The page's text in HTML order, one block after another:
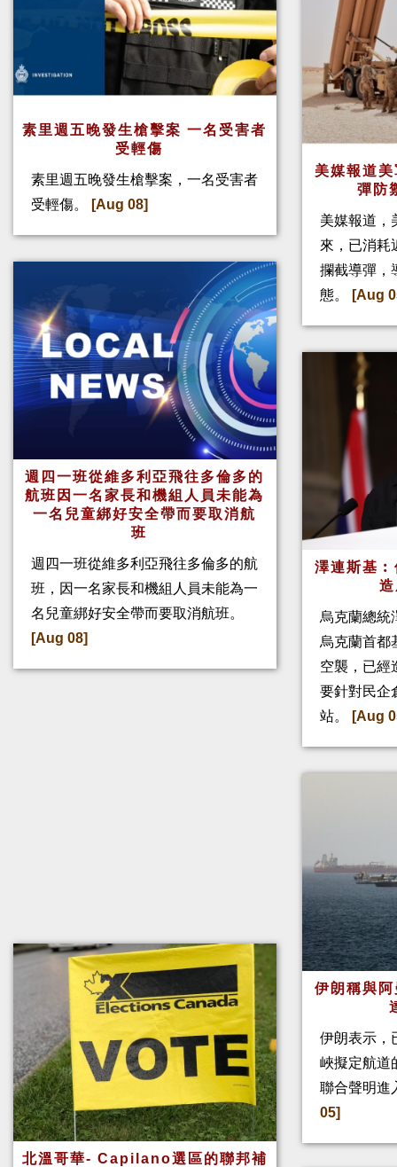
素里週五晚發生槍擊案 一名受害者
受輕傷
素里週五晚發生槍擊案，一名受害者
受輕傷。
[Aug 08]
週四一班從維多利亞飛往多倫多的
航班因一名家長和機組人員未能為
一名兒童綁好安全帶而要取消航
班
週四一班從維多利亞飛往多倫多的航
班，因一名家長和機組人員未能為一
名兒童綁好安全帶而要取消航班。
[Aug 08]
北溫哥華- Capilano選區的聯邦補
美媒報道
彈防
美媒報道，
來，已消耗
攔截導彈，
態。
[Aug
澤連斯基
烏克蘭總統
烏克蘭首都
空襲，已經
要針對民企
站。
[Aug
伊朗稱與
伊朗表示，
峽擬定航道
聯合聲明進
05]